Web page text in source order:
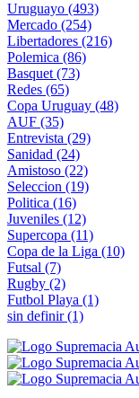
Uruguayo (493)
Mercado (254)
Libertadores (216)
Polemica (86)
Basquet(73)
Redes (65)
Copa Uruguay (48)
AUF (35)
Entrevista (29)
Sanidad (24)
Amistoso (22)
Seleccion (19)
Politica (16)
Juveniles (12)
Supercopa (11)
Copa de la Liga (10)
Futsal (7)
Rugby (2)
Futbol Playa (1)
sin definir(1)